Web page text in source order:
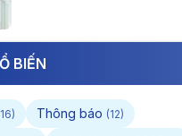
tấm bằng Giỏi trước hạn
BIẾN
Thông báo (12)